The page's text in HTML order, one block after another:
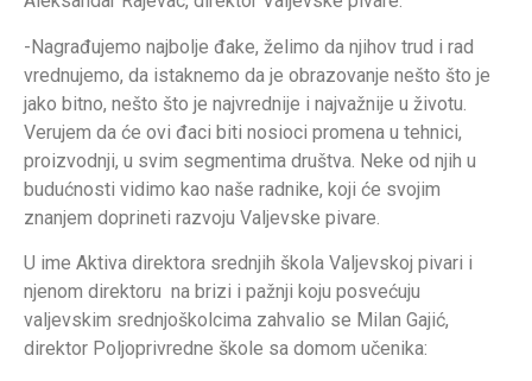
-Nagrađujemo najbolje đake, želimo da njihov trud i rad
vrednujemo, da istaknemo da je obrazovanje nešto što je
jako bitno, nešto što je najvrednije i najvažnije u životu.
Verujem da će ovi đaci biti nosioci promena u tehnici,
proizvodnji, u svim segmentima društva. Neke od njih u
budućnosti vidimo kao naše radnike, koji će svojim
znanjem doprineti razvoju Valjevske pivare.
U ime Aktiva direktora srednjih škola Valjevskoj pivari i
njenom direktoru na brizi i pažnji koju posvećuju
valjevskim srednjoškolcima zahvalio se Milan Gajić,
direktor Poljoprivredne škole sa domom učenika: